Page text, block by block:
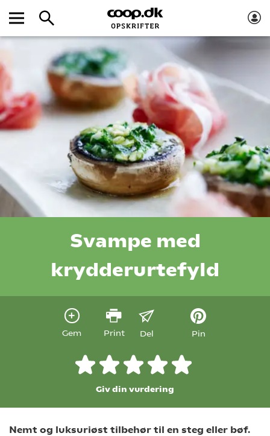
Svampe med
krydderurtefyld
Gem Print Del Pin
Giv din vurdering
Nemt og luksuriøst tilbehør til en steg eller bøf.